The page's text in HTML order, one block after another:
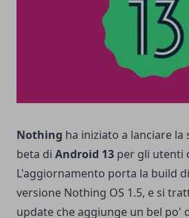
Nothing ha iniziato a lanciare
beta di Android 13 per gli utenti
L'aggiornamento porta la build
versione Nothing OS 1.5, e si
update che aggiunge un bel po'